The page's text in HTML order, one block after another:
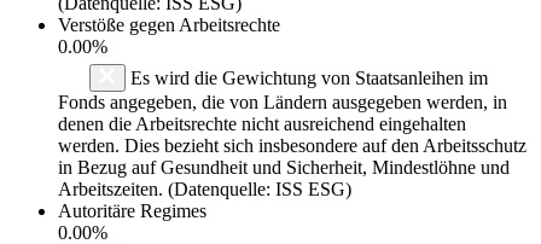
Verstöße gegen Arbeitsrechte
0.00%
Es wird die Gewichtung von Staatsanleihen im
Fonds angegeben, die von Ländern ausgegeben werden, in
denen die Arbeitsrechte nicht ausreichend eingehalten
werden. Dies bezieht sich insbesondere auf den Arbeitsschutz
in Bezug auf Gesundheit und Sicherheit, Mindestlöhne und
Arbeitszeiten. (Datenquelle: ISS ESG)
Autoritäre Regimes
0.00%